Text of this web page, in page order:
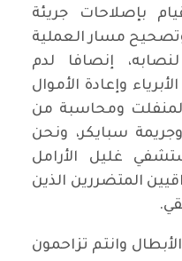
بإصلاحات جريئة
مسار العملية
إنصافا لدم
وإعادة الأموال
ومحاسبة من
سبايكر، ونحن
غليل الأرامل
المتضررين الذين
وانتم تزاحمون